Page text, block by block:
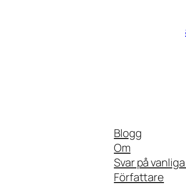
Blogg
Om
Svar på
Författare